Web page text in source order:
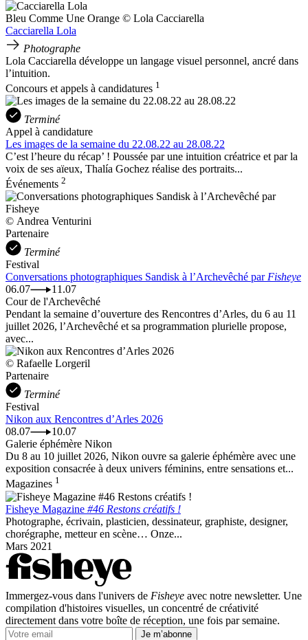
Bleu Comme Une Orange © Lola Cacciarella
Cacciarella Lola
Photographe
Lola Cacciarella développe un langage visuel personnel, ancré dans
l’intuition.
Concours et appels à candidatures 1
Terminé
Appel à candidature
Les images de la semaine du 22.08.22 au 28.08.22
C’est l’heure du récap’ ! Poussée par une intuition créatrice et par la
voix de ses aïeux, Thalía Gochez réalise des portraits...
Événements 2
© Andrea Venturini
Partenaire
Terminé
Festival
Conversations photographiques Sandisk à l’Archevêché par Fisheye
06.07
11.07
Cour de l'Archevêché
Pendant la semaine d’ouverture des Rencontres d’Arles, du 6 au 11
juillet 2026, l’Archevêché et sa programmation plurielle propose,
avec...
© Rafaelle Lorgeril
Partenaire
Terminé
Festival
Nikon aux Rencontres d’Arles 2026
08.07
10.07
Galerie éphémère Nikon
Du 8 au 10 juillet 2026, Nikon ouvre sa galerie éphémère avec une
exposition consacrée à deux univers féminins, entre sensations et...
Magazines 1
Fisheye Magazine #46 Restons créatifs !
Photographe, écrivain, plasticien, dessinateur, graphiste, designer,
chorégraphe, metteur en scène… Onze...
Mars 2021
Immergez-vous dans l'univers de Fisheye avec notre newsletter. Une
compilation d'histoires visuelles, un concentré de créativité
directement dans votre boîte de réception, une fois par semaine.
Je m’abonne